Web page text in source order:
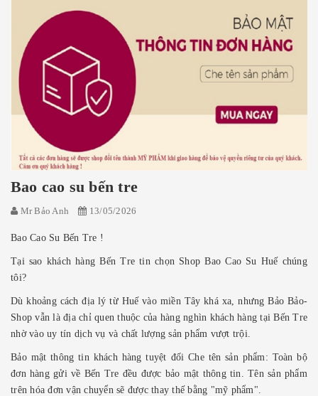
Bao cao su bến tre
Mr Bảo Anh 13/05/2026
Bao Cao Su Bến Tre !
Tại sao khách hàng Bến Tre tin chọn Shop Bao Cao Su Huế chúng
tôi?
Dù khoảng cách địa lý từ Huế vào miền Tây khá xa, nhưng Bảo Bảo-
Shop vẫn là địa chỉ quen thuộc của hàng nghìn khách hàng tại Bến Tre
nhờ vào uy tín dịch vụ và chất lượng sản phẩm vượt trội.
Bảo mật thông tin khách hàng tuyệt đối Che tên sản phẩm: Toàn bộ
đơn hàng gửi về Bến Tre đều được bảo mật thông tin. Tên sản phẩm
trên hóa đơn vận chuyển sẽ được thay thế bằng "mỹ phẩm".